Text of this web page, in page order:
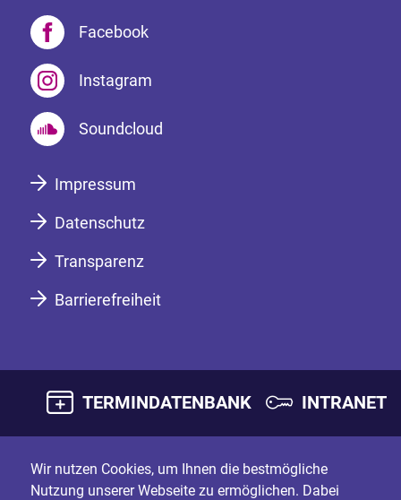
Facebook
Instagram
Soundcloud
Impressum
Datenschutz
Transparenz
Barrierefreiheit
TERMINDATENBANK INTRANET
Wir nutzen Cookies, um Ihnen die bestmögliche
Nutzung unserer Webseite zu ermöglichen. Dabei